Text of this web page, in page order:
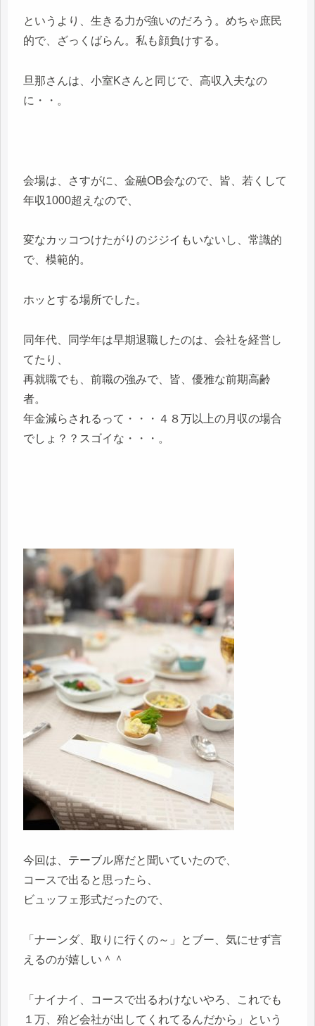
というより、生きる力が強いのだろう。めちゃ庶民
的で、ざっくばらん。私も顔負けする。
旦那さんは、小室Kさんと同じで、高収入夫なの
に・・。
会場は、さすがに、金融OB会なので、皆、若くして
年収1000超えなので、
変なカッコつけたがりのジジイもいないし、常識的
で、模範的。
ホッとする場所でした。
同年代、同学年は早期退職したのは、会社を経営し
てたり、
再就職でも、前職の強みで、皆、優雅な前期高齢
者。
年金減らされるって・・・４８万以上の月収の場合
でしょ？？スゴイな・・・。
今回は、テーブル席だと聞いていたので、
コースで出ると思ったら、
ビュッフェ形式だったので、
「ナーンダ、取りに行くの～」とブー、気にせず言
えるのが嬉しい＾＾
「ナイナイ、コースで出るわけないやろ、これでも
１万、殆ど会社が出してくれてるんだから」という